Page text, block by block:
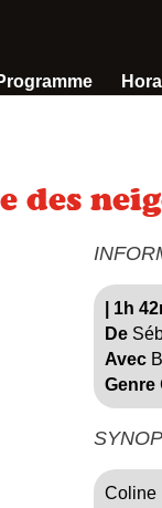
des
1h
De
Avec
Genre
Coline